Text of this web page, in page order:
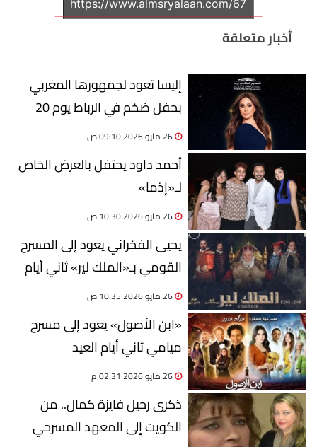
أخبار متعلقة
إليسا تعود لجمهورها المغربي
بحفل ضخم في الرباط يوم 20
يونيو
26 مايو 2026 09:10 ص
أحمد داود يحتفل بالعرض الخاص
لـ«إذما»
26 مايو 2026 10:30 ص
يحيى الفخراني يعود إلى المسرح
القومي بـ«الملك لير» ثاني أيام
عيد الأضحى
26 مايو 2026 10:35 ص
«ابن الأصول» يعود إلى مسرح
ميامي ثاني أيام العيد
26 مايو 2026 02:31 م
ذكرى رحيل فايزة كمال.. من
الكويت إلى المعهد المسرحي